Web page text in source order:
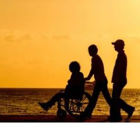
Economia e lavoro
Italia Mondo
Sanità